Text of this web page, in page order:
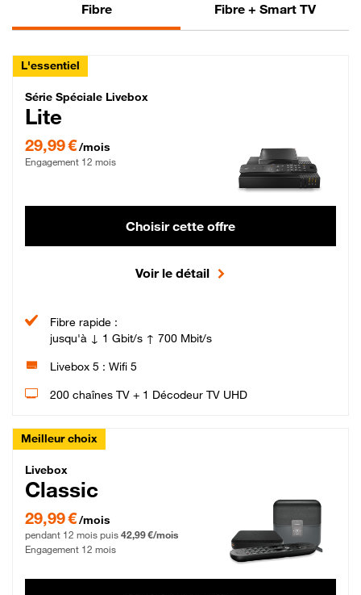
Fibre Fibre + Smart TV
L'essentiel
Série Spéciale Livebox Lite Fibre
Série Spéciale Livebox
Lite
29,99 €/mois
Engagement 12 mois
Choisir cette offre
Voir le détail
Fibre rapide :
jusqu'à ↓ 1 Gbit/s ↑ 700 Mbit/s
Livebox 5 : Wifi 5
200 chaînes TV + 1 Décodeur TV UHD
Meilleur choix
Livebox Classic Fibre
Livebox
Classic
29,99 € par mois pendant 12 mois puis 42,99 € par mois, Engagement 12 mois
29,99 €/mois
pendant 12 mois puis 42,99 €/mois
Engagement 12 mois